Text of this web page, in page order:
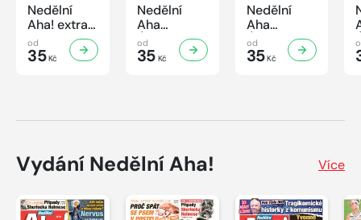
Nedělní
Aha! extra
č.3/2026
Úsporná
kuchařka -
od
35Kč
Nedělní
Aha
Úsporná
kuchařka -
Houbová...
od
35Kč
Nedělní
Aha
Úsporná
kuchařka
Sekané a
od
35Kč
Vydání Nedělní Aha! Více